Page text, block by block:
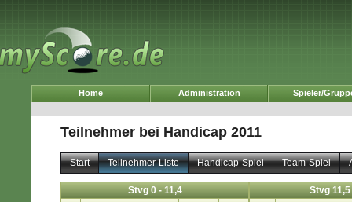
Home Administration Spieler/
Teilnehmer bei Handicap 2011
Start Teilnehmer-Liste Handicap-Spiel Team-Spiel
Stvg 0 - 11,4
Stvg